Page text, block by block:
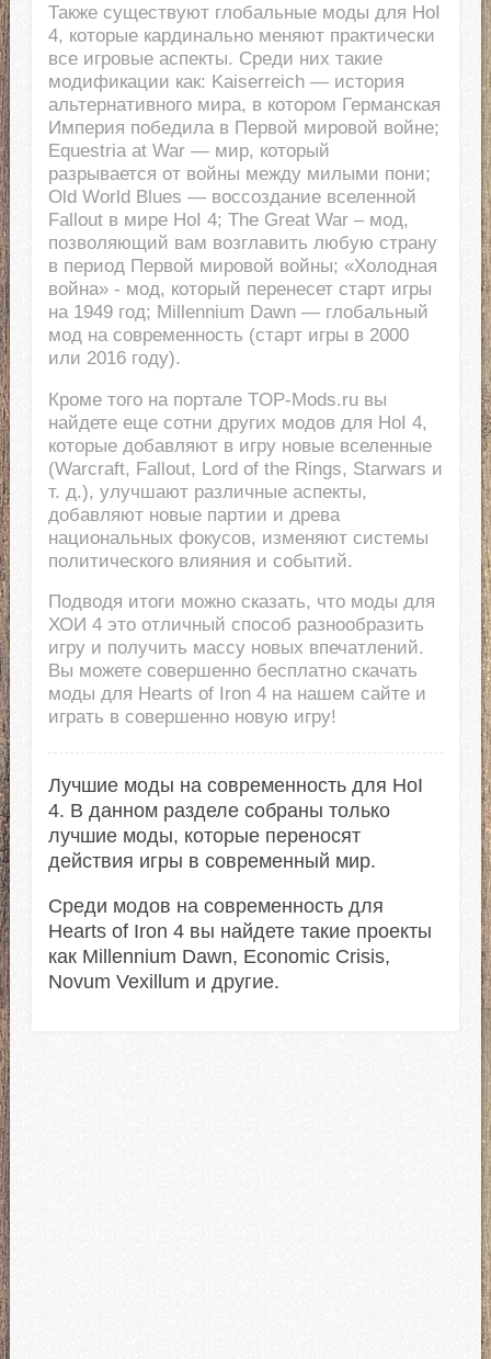
Также существуют глобальные моды для HoI
4, которые кардинально меняют практически
все игровые аспекты. Среди них такие
модификации как: Kaiserreich — история
альтернативного мира, в котором Германская
Империя победила в Первой мировой войне;
Equestria at War — мир, который
разрывается от войны между милыми пони;
Old World Blues — воссоздание вселенной
Fallout в мире HoI 4; The Great War – мод,
позволяющий вам возглавить любую страну
в период Первой мировой войны; «Холодная
война» - мод, который перенесет старт игры
на 1949 год; Millennium Dawn — глобальный
мод на современность (старт игры в 2000
или 2016 году).
Кроме того на портале TOP-Mods.ru вы
найдете еще сотни других модов для HoI 4,
которые добавляют в игру новые вселенные
(Warcraft, Fallout, Lord of the Rings, Starwars и
т. д.), улучшают различные аспекты,
добавляют новые партии и древа
национальных фокусов, изменяют системы
политического влияния и событий.
Подводя итоги можно сказать, что моды для
ХОИ 4 это отличный способ разнообразить
игру и получить массу новых впечатлений.
Вы можете совершенно бесплатно скачать
моды для Hearts of Iron 4 на нашем сайте и
играть в совершенно новую игру!
Лучшие моды на современность для HoI
4. В данном разделе собраны только
лучшие моды, которые переносят
действия игры в современный мир.
Среди модов на современность для
Hearts of Iron 4 вы найдете такие проекты
как Millennium Dawn, Economic Crisis,
Novum Vexillum и другие.